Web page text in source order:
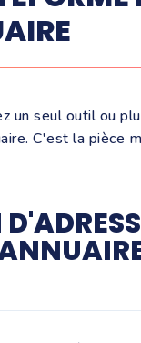
un seul outil ou
C'est la pièce